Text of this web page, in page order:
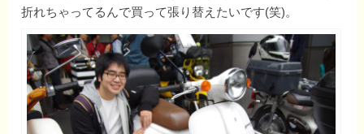
折れちゃってるんで買って張り替えたいです(笑)。